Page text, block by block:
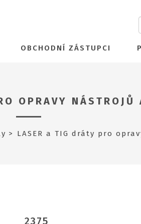
OBCHODNÍ ZÁSTUPCI
OPRAVY NÁSTROJŮ
LASER a TIG dráty pro
2375